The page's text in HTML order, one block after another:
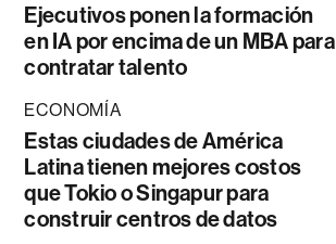
Ejecutivos ponen la formación
en IA por encima de un MBA para
contratar talento
ECONOMÍA
Estas ciudades de América
Latina tienen mejores costos
que Tokio o Singapur para
construir centros de datos